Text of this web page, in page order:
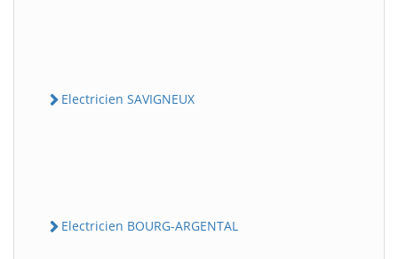
Electricien SAVIGNEUX
Electricien BOURG-ARGENTAL